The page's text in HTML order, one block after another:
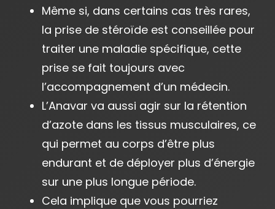
Même si, dans certains cas très rares,
la prise de stéroïde est conseillée pour
traiter une maladie spécifique, cette
prise se fait toujours avec
l’accompagnement d’un médecin.
L’Anavar va aussi agir sur la rétention
d’azote dans les tissus musculaires, ce
qui permet au corps d’être plus
endurant et de déployer plus d’énergie
sur une plus longue période.
Cela implique que vous pourriez